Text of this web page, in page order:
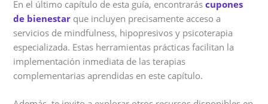
En el último capítulo de esta guía, encontraráscupones
de bienestar que incluyen precisamente acceso a
servicios de mindfulness, hipopresivos y psicoterapia
especializada. Estas herramientas prácticas facilitan la
implementación inmediata de las terapias
complementarias aprendidas en este capítulo.